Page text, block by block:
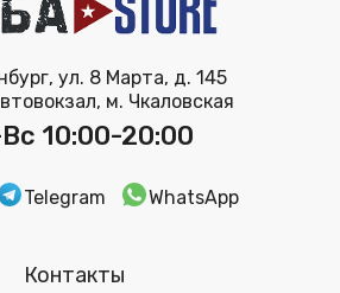
ул. 8 Марта, д. 145
м. Чкаловская
10:00-20:00
Telegram WhatsApp
Контакты